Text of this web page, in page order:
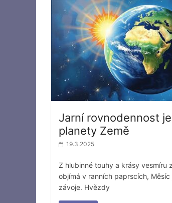
Jarní rovnodennost
planety Země
19.3.2025
Z hlubinné touhy a krásy vesmíru
objímá v ranních paprscích,
závoje. Hvězdy